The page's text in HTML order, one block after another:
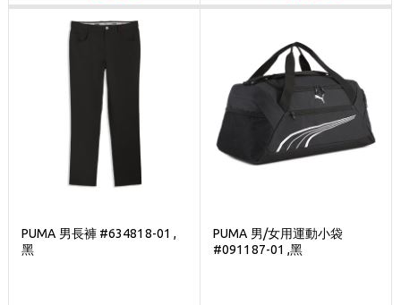
PUMA 男長褲 #634818-01 ,
黑
PUMA 男/女用運動小袋
#091187-01 ,黑